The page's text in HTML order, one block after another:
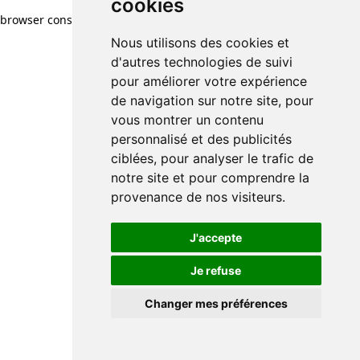
cookies
Nous utilisons des cookies et
d'autres technologies de suivi
pour améliorer votre expérience
de navigation sur notre site, pour
vous montrer un contenu
personnalisé et des publicités
ciblées, pour analyser le trafic de
notre site et pour comprendre la
provenance de nos visiteurs.
J'accepte
Je refuse
Changer mes préférences
browser console for more information)